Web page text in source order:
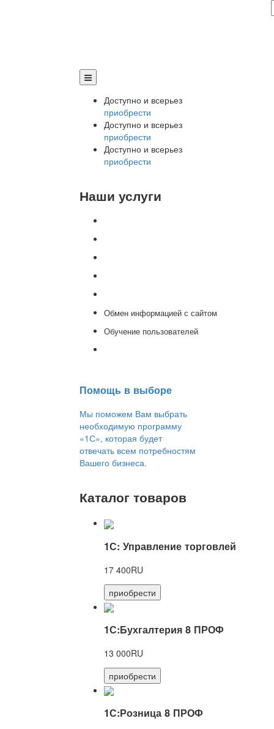
Доступно и всерьез
приобрести
Доступно и всерьез
приобрести
Доступно и всерьез
приобрести
Наши услуги
Обмен информацией с сайтом
Обучение пользователей
Помощь в выборе
Мы поможем Вам выбрать
необходимую программу
«1С», которая будет
отвечать всем потребностям
Вашего бизнеса.
Каталог товаров
1С: Управление торговлей
17 400RU
приобрести
1С:Бухгалтерия 8 ПРОФ
13 000RU
приобрести
1С:Розница 8 ПРОФ